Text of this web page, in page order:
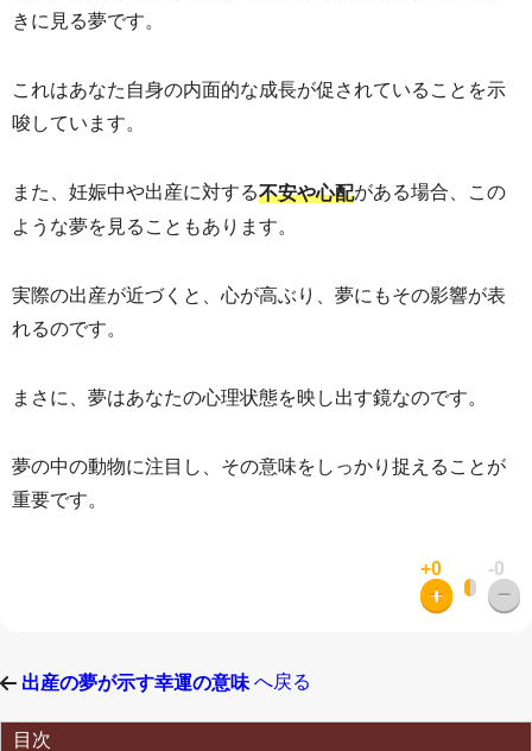
きに見る夢です。
これはあなた自身の内面的な成長が促されていることを示
唆しています。
また、妊娠中や出産に対する不安や心配がある場合、この
ような夢を見ることもあります。
実際の出産が近づくと、心が高ぶり、夢にもその影響が表
れるのです。
まさに、夢はあなたの心理状態を映し出す鏡なのです。
夢の中の動物に注目し、その意味をしっかり捉えることが
重要です。
+0 -0
出産の夢が示す幸運の意味 へ戻る
目次